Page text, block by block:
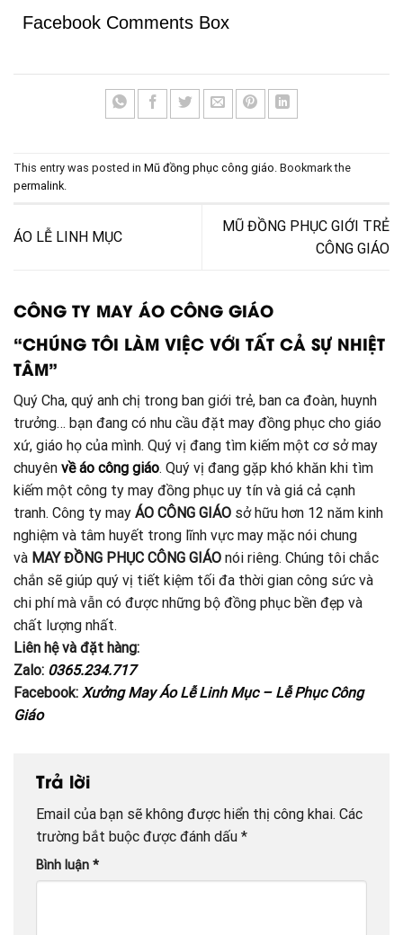
Facebook Comments Box
This entry was posted in Mũ đồng phục công giáo . Bookmark the
permalink
ÁO LỄ LINH MỤC
MŨ ĐỒNG PHỤC GIỚI TRẺ
CÔNG GIÁO
CÔNG TY MAY ÁO CÔNG GIÁO
“CHÚNG TÔI LÀM VIỆC VỚI TẤT CẢ SỰ NHIỆT
TÂM”
Quý Cha, quý anh chị trong ban giới trẻ, ban ca đoàn, huynh
trưởng… bạn đang có nhu cầu đặt may đồng phục cho giáo
xứ, giáo họ của mình. Quý vị đang tìm kiếm một cơ sở may
chuyên về áo công giáo. Quý vị đang gặp khó khăn khi tìm
kiếm một công ty may đồng phục uy tín và giá cả cạnh
tranh. Công ty may ÁO CÔNG GIÁO sở hữu hơn 12 năm kinh
nghiệm và tâm huyết trong lĩnh vực may mặc nói chung
và MAY ĐỒNG PHỤC CÔNG GIÁO nói riêng. Chúng tôi chắc
chắn sẽ giúp quý vị tiết kiệm tối đa thời gian công sức và
chi phí mà vẫn có được những bộ đồng phục bền đẹp và
chất lượng nhất.
Liên hệ và đặt hàng:
Zalo: 0365.234.717
Facebook: Xưởng May Áo Lễ Linh Mục – Lễ Phục Công
Giáo
Trả lời
Email của bạn sẽ không được hiển thị công khai. Các
trường bắt buộc được đánh dấu *
Bình luận *